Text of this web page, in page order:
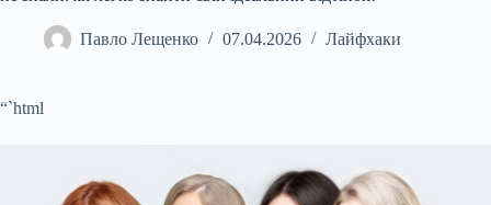
Павло Лещенко 07.04.2026 Лайфхаки
“`html